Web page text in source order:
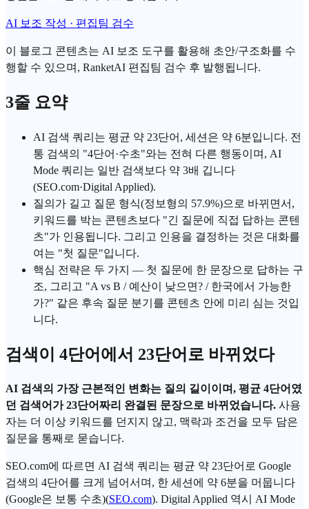
AI 보조 작성 · 편집팀 검수
이 블로그 콘텐츠는 AI 보조 도구를 활용해 초안/구조화를 수
행할 수 있으며, RanketAI 편집팀 검수 후 발행됩니다.
3줄 요약
AI 검색 쿼리는 평균 약 23단어, 세션은 약 6분입니다. 전
통 검색의 "4단어·수초"와는 전혀 다른 행동이며, AI
Mode 쿼리는 일반 검색보다 약 3배 깁니다
(SEO.com·Digital Applied).
질의가 길고 질문 형식(정보형의 57.9%)으로 바뀌면서,
키워드를 박는 콘텐츠보다 "긴 질문에 직접 답하는 콘텐
츠"가 인용됩니다. 그리고 인용을 결정하는 것은 대화를
여는 "첫 질문"입니다.
핵심 전략은 두 가지 — 첫 질문에 한 문장으로 답하는 구
조, 그리고 "A vs B / 예산이 낮으면? / 한국에서 가능한
가?" 같은 후속 질문 분기를 콘텐츠 안에 미리 심는 것입
니다.
검색이 4단어에서 23단어로 바뀌었다
AI 검색의 가장 근본적인 변화는 질의 길이이며, 평균 4단어였
던 검색어가 23단어짜리 완결된 문장으로 바뀌었습니다. 사용
자는 더 이상 키워드를 던지지 않고, 맥락과 조건을 모두 담은
질문을 통째로 묻습니다.
SEO.com에 따르면 AI 검색 쿼리는 평균 약 23단어로 Google
검색의 4단어를 크게 넘어서며, 한 세션에 약 6분을 머뭅니다
(Google은 보통 수초)(SEO.com). Digital Applied 역시 AI Mode